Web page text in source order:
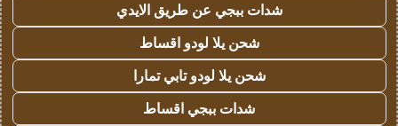
شدات ببجي عن طريق الايدي
شحن يلا لودو اقساط
شحن يلا لودو تابي تمارا
شدات ببجي اقساط